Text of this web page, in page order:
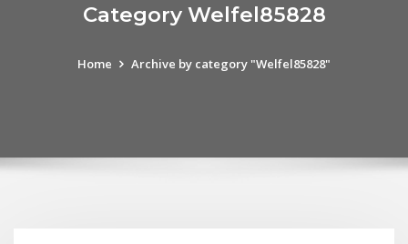
Category Welfel85828
Home Archive by category "Welfel85828"